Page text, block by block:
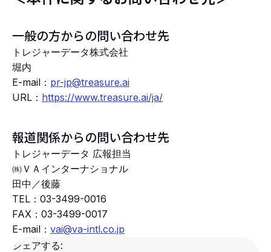
一般の方からの問い合わせ先
トレジャーデータ株式会社
堀内
E-mail： pr-jp@treasure.ai
URL： https://www.treasure.ai/ja/
報道関係からの問い合わせ先
トレジャーデータ 広報担当
㈱ＶＡインターナショナル
田中／後藤
TEL： 03-3499-0016
FAX： 03-3499-0017
E-mail： vai@va-intl.co.jp
シェアする: